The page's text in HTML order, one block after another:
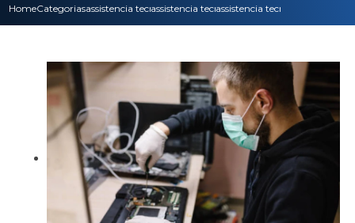
HomeCategoriasassistencia tecnicaassistencia tecnica hpassistencia tecnica pc contato